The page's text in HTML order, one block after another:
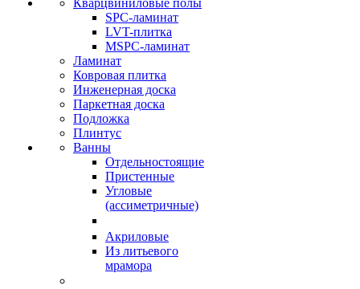
Кварцвиниловые полы
SPC-ламинат
LVT-плитка
MSPC-ламинат
Ламинат
Ковровая плитка
Инженерная доска
Паркетная доска
Подложка
Плинтус
Ванны
Отдельностоящие
Пристенные
Угловые
(ассиметричные)
Акриловые
Из литьевого
мрамора